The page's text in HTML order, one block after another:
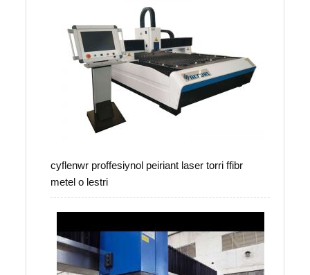
cyflenwr proffesiynol peiriant laser torri ffibr
metel o lestri